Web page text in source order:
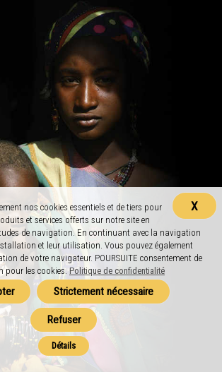
X
nos cookies essentiels et de tiers pour
et services offerts sur notre site en
de navigation. En continuant avec la navigation
et leur utilisation. Vous pouvez également
de votre navigateur. POURSUITE consentement de
pour les cookies.Politique de confidentialité